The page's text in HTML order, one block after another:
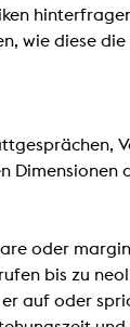
wie diese
Dimensionen
oder
bis zu
auf oder